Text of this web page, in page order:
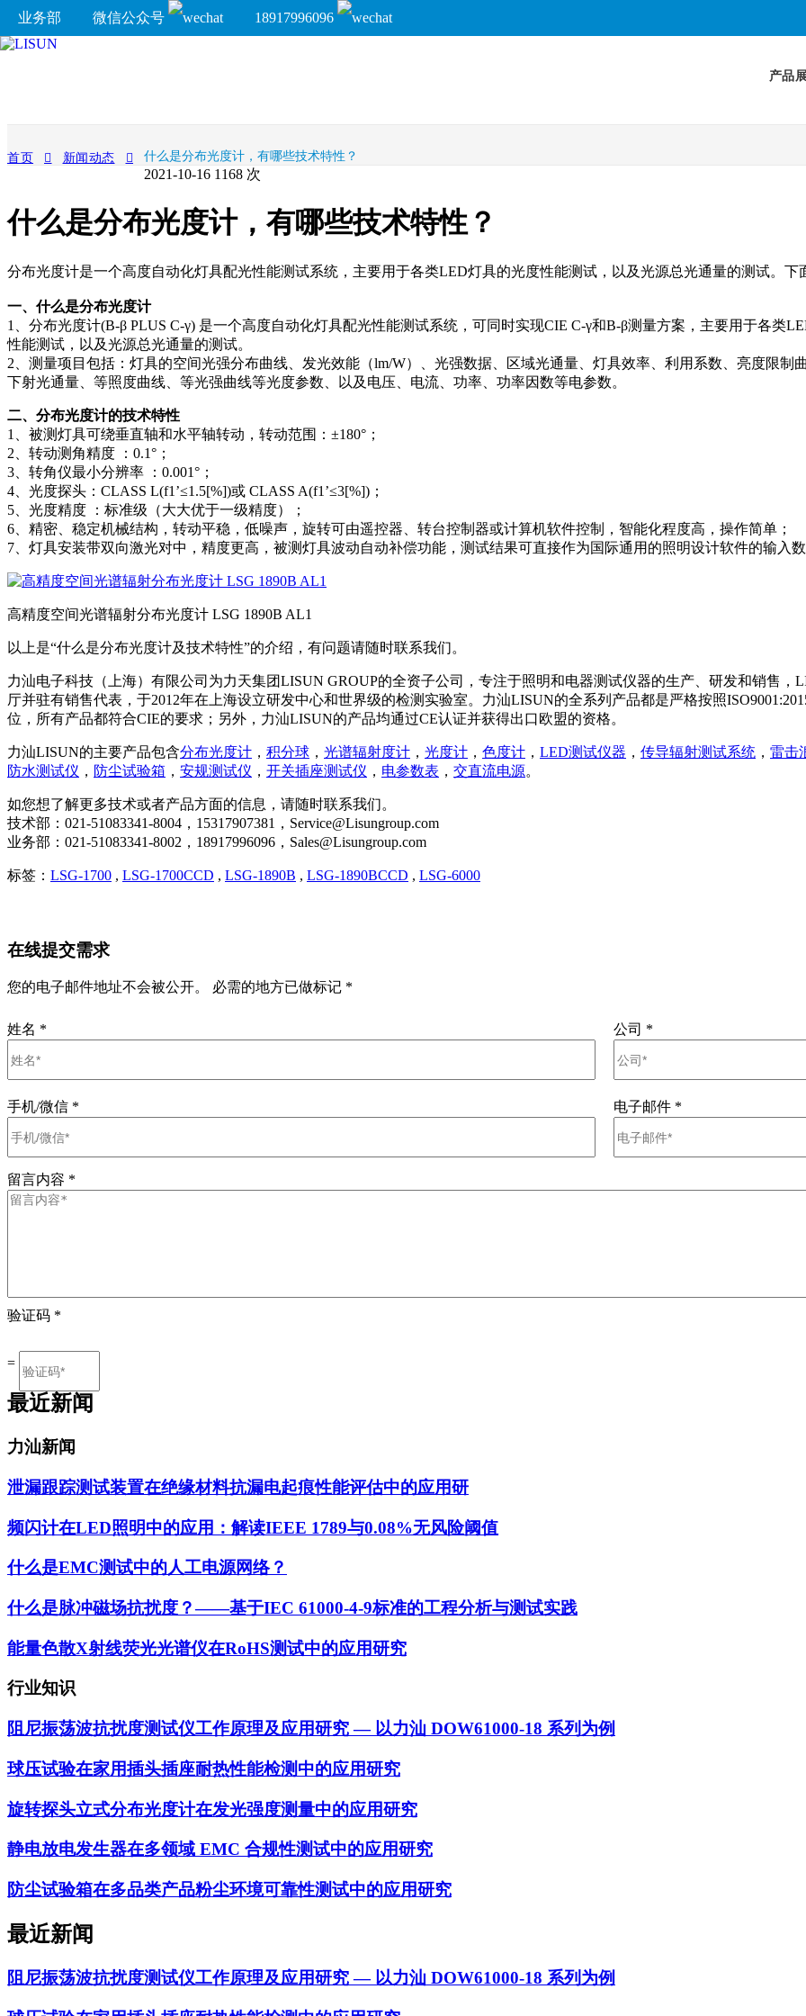
业务部 微信公众号 18917996096
产品
首页 新闻动态 什么是分布光度计，有哪些技术特性？
2021-10-16 1168 次
什么是分布光度计，有哪些技术特性？
分布光度计是一个高度自动化灯具配光性能测试系统，主要用于各类LED灯具的光度性能测试，以及光源总光通量的测试。下
一、什么是分布光度计
1、分布光度计(B-β PLUS C-γ) 是一个高度自动化灯具配光性能测试系统，可同时实现CIE C-γ和B-β测量方案，主要用于各类
性能测试，以及光源总光通量的测试。
2、测量项目包括：灯具的空间光强分布曲线、发光效能（lm/W）、光强数据、区域光通量、灯具效率、利用系数、亮度限
下射光通量、等照度曲线、等光强曲线等光度参数、以及电压、电流、功率、功率因数等电参数。
二、分布光度计的技术特性
1、被测灯具可绕垂直轴和水平轴转动，转动范围：±180°；
2、转动测角精度 ：0.1°；
3、转角仪最小分辨率 ：0.001°；
4、光度探头：CLASS L(f1’≤1.5[%])或 CLASS A(f1’≤3[%])；
5、光度精度 ：标准级（大大优于一级精度）；
6、精密、稳定机械结构，转动平稳，低噪声，旋转可由遥控器、转台控制器或计算机软件控制，智能化程度高，操作简单；
7、灯具安装带双向激光对中，精度更高，被测灯具波动自动补偿功能，测试结果可直接作为国际通用的照明设计软件的输入
高精度空间光谱辐射分布光度计 LSG 1890B AL1
以上是“什么是分布光度计及技术特性”的介绍，有问题请随时联系我们。
力汕电子科技（上海）有限公司为力天集团LISUN GROUP的全资子公司，专注于照明和电器测试仪器的生产、研发和销售
厅并驻有销售代表，于2012年在上海设立研发中心和世界级的检测实验室。力汕LISUN的全系列产品都是严格按照
位，所有产品都符合CIE的要求；另外，力汕LISUN的产品均通过CE认证并获得出口欧盟的资格。
力汕LISUN的主要产品包含分布光度计 ， 积分球 ， 光谱辐射度计 ， 光度计 ， 色度计 ， LED测试仪器 ， 传导辐射测试系统 ， 雷击
防水测试仪 ， 防尘试验箱 ， 安规测试仪 ， 开关插座测试仪 ， 电参数表 ， 交直流电源。
如您想了解更多技术或者产品方面的信息，请随时联系我们。
技术部：021-51083341-8004，15317907381，Service@Lisungroup.com
业务部：021-51083341-8002，18917996096，Sales@Lisungroup.com
标签： LSG-1700 , LSG-1700CCD , LSG-1890B , LSG-1890BCCD , LSG-6000
在线提交需求
您的电子邮件地址不会被公开。 必需的地方已做标记 *
姓名 * 公司 *
手机/微信 * 电子邮件 *
留言内容 *
验证码 *
=
最近新闻
力汕新闻
泄漏跟踪测试装置在绝缘材料抗漏电起痕性能评估中的应用研
频闪计在LED照明中的应用：解读IEEE 1789与0.08%无风险阈值
什么是EMC测试中的人工电源网络？
什么是脉冲磁场抗扰度？——基于IEC 61000-4-9标准的工程分析与测试实践
能量色散X射线荧光光谱仪在RoHS测试中的应用研究
行业知识
阻尼振荡波抗扰度测试仪工作原理及应用研究 — 以力汕 DOW61000-18 系列为例
球压试验在家用插头插座耐热性能检测中的应用研究
旋转探头立式分布光度计在发光强度测量中的应用研究
静电放电发生器在多领域 EMC 合规性测试中的应用研究
防尘试验箱在多品类产品粉尘环境可靠性测试中的应用研究
最近新闻
阻尼振荡波抗扰度测试仪工作原理及应用研究 — 以力汕 DOW61000-18 系列为例